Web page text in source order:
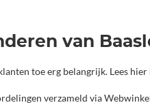
van
toe erg belangrijk. Lees
verzameld via